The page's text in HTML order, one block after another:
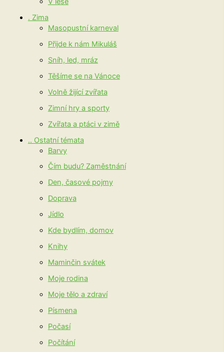
. Zima
Masopustní karneval
Přijde k nám Mikuláš
Sníh, led, mráz
Těšíme se na Vánoce
Volně žijící zvířata
Zimní hry a sporty
Zvířata a ptáci v zimě
.. Ostatní témata
Barvy
Čím budu? Zaměstnání
Den, časové pojmy
Doprava
Jídlo
Kde bydlím, domov
Knihy
Maminčin svátek
Moje rodina
Moje tělo a zdraví
Písmena
Počasí
Počítání